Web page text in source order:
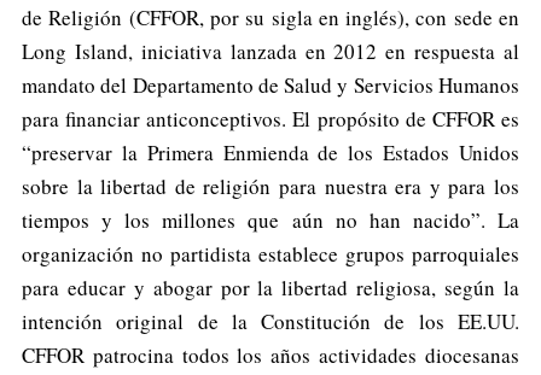
de Religión (CFFOR, por su sigla en inglés), con sede en
Long Island, iniciativa lanzada en 2012 en respuesta al
mandato del Departamento de Salud y Servicios Humanos
para financiar anticonceptivos. El propósito de CFFOR es
“preservar la Primera Enmienda de los Estados Unidos
sobre la libertad de religión para nuestra era y para los
tiempos y los millones que aún no han nacido”. La
organización no partidista establece grupos parroquiales
para educar y abogar por la libertad religiosa, según la
intención original de la Constitución de los EE.UU.
CFFOR patrocina todos los años actividades diocesanas